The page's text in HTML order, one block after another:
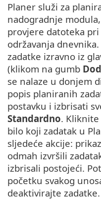
Planer služi za
nadogradnje
provjere datoteka
održavanja
zadatke izravno iz
(klikom na gumb
se nalaze u donjem
popis planiranih
postavku i izbrisati
Standardno.
bilo koji zadatak u
sljedeće akcije:
odmah izvršili
izbrisali postojeći.
početku svakog
deaktivirajte zadatke.